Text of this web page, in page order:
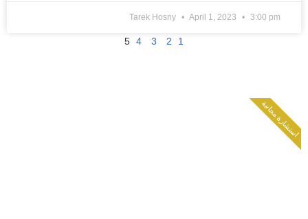
Tarek Hosny April 1, 2023 3:00 pm
1
2
3
4
5
استشارة مجانية